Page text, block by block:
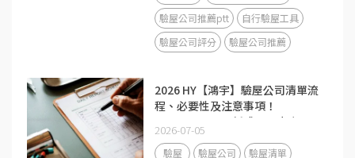
驗屋公司推薦ptt
自行驗屋工具
驗屋公司評分
驗屋公司推薦
2026 HY【鴻宇】驗屋公司清單流
程、必要性及注意事項！
Mobile01、ptt新成屋、中古屋及
預售屋檢查表！
2026-07-05
驗屋 驗屋公司
驗屋清單